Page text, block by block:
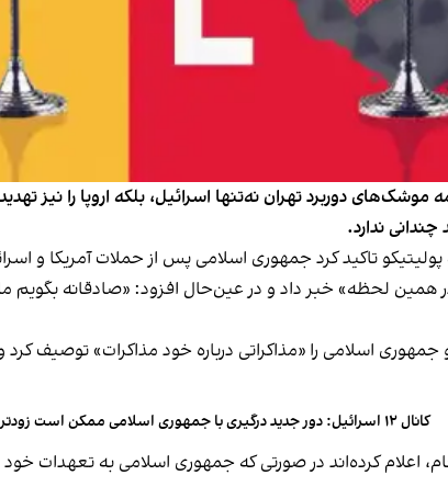
موشک‌های دوربرد تهران نه‌تنها اسرائیل، بلکه اروپا را نیز
ندارد.
همین لحظه» خبر داد و در عین‌حال افزود: «صادقانه بگویم ما
جمهوری اسلامی را «مذاکراتی درباره خود مذاکرات» توصیف
کانال ۱۲ اسرائیل: دور جدید درگیری با جمهوری اسلامی ممکن است زودتر از انتظار آغاز شود
اعلام کرده‌اند در صورتی که جمهوری اسلامی به تعهدات